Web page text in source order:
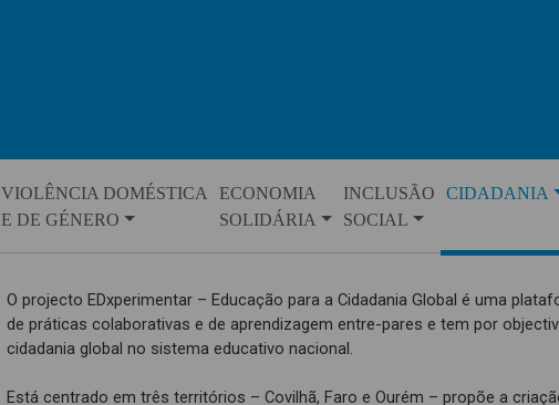
VIOLÊNCIA DOMÉSTICA
E DE GÉNERO
ECONOMIA
SOLIDÁRIA
INCLUSÃO
SOCIAL
CIDADANIA
O projecto EDxperimentar – Educação para a Cidadania Global é uma
de práticas colaborativas e de aprendizagem entre-pares e tem por
cidadania global no sistema educativo nacional.
Está centrado em três territórios – Covilhã, Faro e Ourém – propõe a